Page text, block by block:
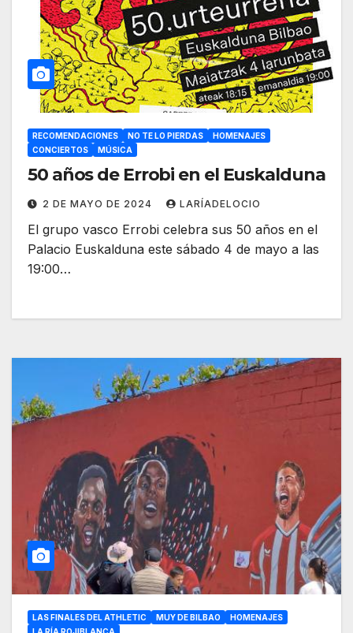
RECOMENDACIONES NO TE LO PIERDAS
HOMENAJES
CONCIERTOS
MÚSICA
50 años de Errobi en el Euskalduna
2 DE MAYO DE 2024 LARÍADELOCIO
El grupo vasco Errobi celebra sus 50 años en el
Palacio Euskalduna este sábado 4 de mayo a las
19:00…
LAS FINALES DEL ATHLETIC MUY DE BILBAO
HOMENAJES